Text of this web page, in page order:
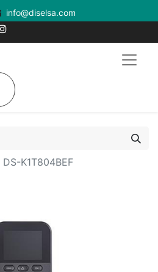
info@diselsa.com
DS-K1T804BEF